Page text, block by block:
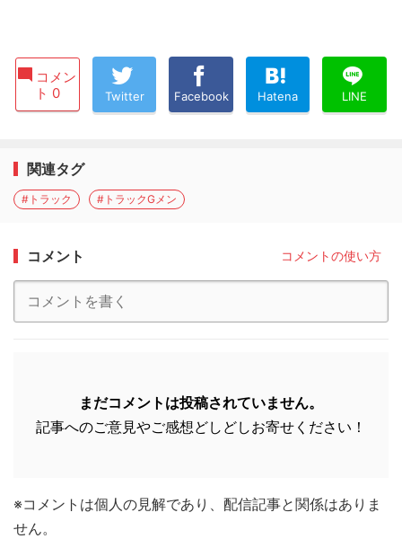
コメン
ト 0
Twitter Facebook Hatena LINE
関連タグ
#トラック #トラックGメン
コメント コメントの使い方
まだコメントは投稿されていません。
記事へのご意見やご感想どしどしお寄せください！
※コメントは個人の見解であり、配信記事と関係はありま
せん。